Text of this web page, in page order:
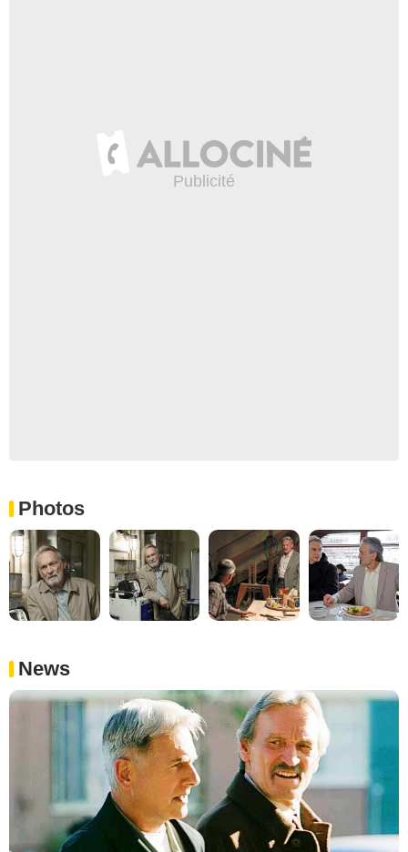
Photos
News